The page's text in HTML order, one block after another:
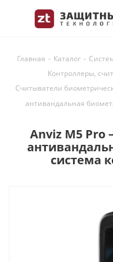
Главная - Каталог -
Контроллеры,
Считыватели
антивандальная
Anviz M5 Pro
система